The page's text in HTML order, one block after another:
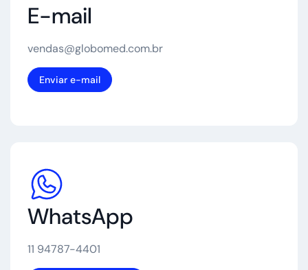
E-mail
vendas@globomed.com.br
Enviar e-mail
WhatsApp
11 94787-4401